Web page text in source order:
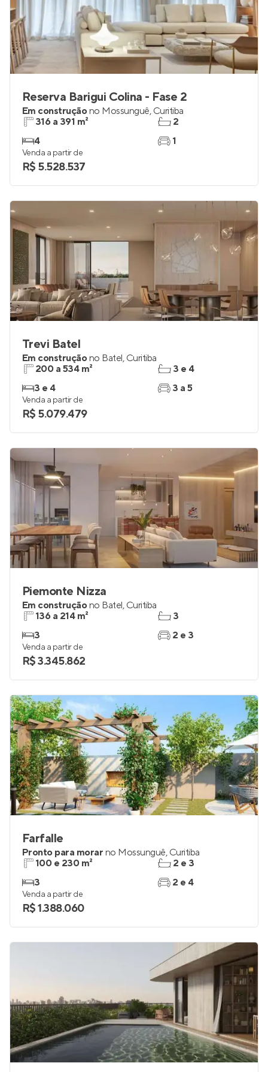
Reserva Barigui Colina - Fase 2
Em construçãono Mossunguê, Curitiba
316 a 391 m²
4
2
1
Venda a partir de
R$ 5.528.537
Trevi Batel
Em construçãono Batel, Curitiba
200 a 534 m²
3 e 4
3 e 4
3 a 5
Venda a partir de
R$ 5.079.479
Piemonte Nizza
Em construçãono Batel, Curitiba
136 a 214 m²
3
3
2 e 3
Venda a partir de
R$ 3.345.862
Farfalle
Pronto para morar no Mossunguê, Curitiba
100 e 230 m²
3
2 e 3
2 e 4
Venda a partir de
R$ 1.388.060